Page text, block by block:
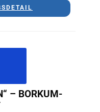
– BORKUM-